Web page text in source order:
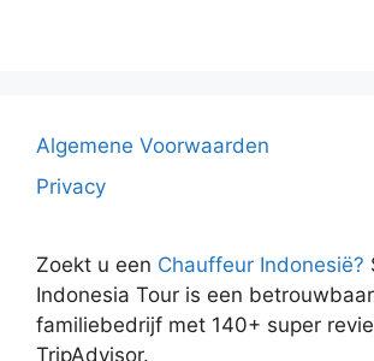
Algemene Voorwaarden
Privacy
Zoekt u een Chauffeur Indonesië?
Indonesia Tour is een betrouwbaar
familiebedrijf met 140+ super
TripAdvisor.